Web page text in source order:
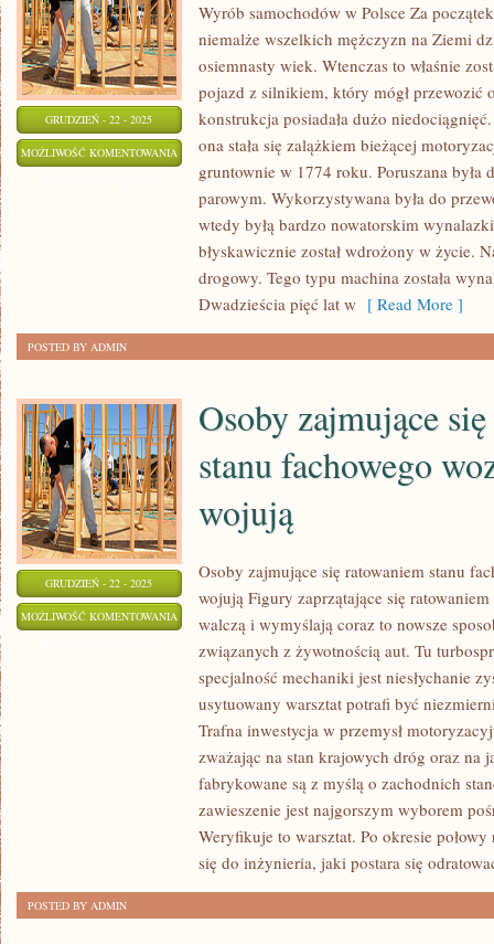
GRUDZIEŃ - 22 - 2025
MOŻLIWOŚĆ KOMENTOWANIA PRODUKCJA
POLSCE
Wyrób samochodów w Polsce Za
niemalże wszelkich mężczyzn na Ziemi
osiemnasty wiek. Wtenczas to właśnie
pojazd z silnikiem, który mógł przewozić
konstrukcja posiadała dużo
ona stała się zalążkiem bieżącej
gruntownie w 1774 roku. Poruszana
parowym. Wykorzystywana była do
wtedy byłą bardzo nowatorskim
błyskawicznie został wdrożony w życie.
drogowy. Tego typu machina została
Dwadzieścia pięć lat w [ Read More ]
POSTED BY ADMIN
GRUDZIEŃ - 22 - 2025
MOŻLIWOŚĆ KOMENTOWANIA
ZAJMUJĄCE
RATOWANIEM
STANU
FACHOWEGO
WOZÓW
UPARCIE
WOJUJĄ
Osoby zajmujące
stanu fachowego
wojują
Osoby zajmujące się ratowaniem stanu
wojują Figury zaprzątające się
walczą i wymyślają coraz to nowsze
związanych z żywotnością aut. Tu
specjalność mechaniki jest niesłychanie
usytuowany warsztat potrafi być
Trafna inwestycja w przemysł
zważając na stan krajowych dróg oraz na
fabrykowane są z myślą o zachodnich
zawieszenie jest najgorszym wyborem
Weryfikuje to warsztat. Po okresie
się do inżynieria, jaki postara się
POSTED BY ADMIN